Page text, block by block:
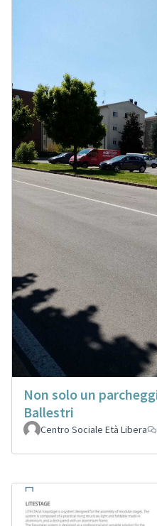
Non solo un
Ballestri
Centro Sociale Età Libera